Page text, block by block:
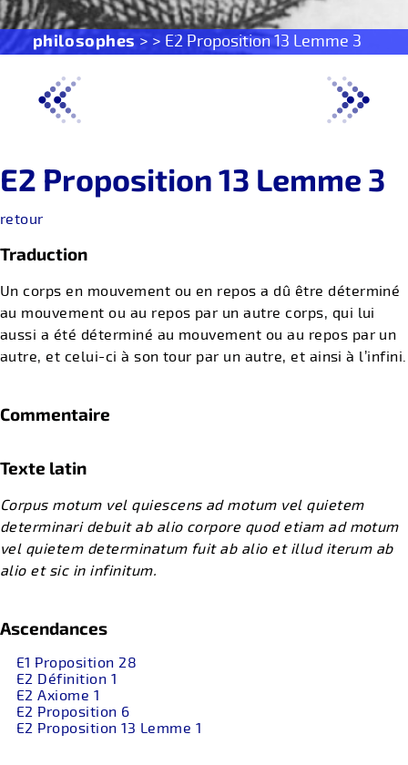
philosophes > > E2 Proposition 13 Lemme 3
E2 Proposition 13 Lemme 3
retour
Traduction
Un corps en mouvement ou en repos a dû être déterminé
au mouvement ou au repos par un autre corps, qui lui
aussi a été déterminé au mouvement ou au repos par un
autre, et celui-ci à son tour par un autre, et ainsi à l’infini.
Commentaire
Texte latin
Corpus motum vel quiescens ad motum vel quietem
determinari debuit ab alio corpore quod etiam ad motum
vel quietem determinatum fuit ab alio et illud iterum ab
alio et sic in infinitum.
Ascendances
E1 Proposition 28
E2 Définition 1
E2 Axiome 1
E2 Proposition 6
E2 Proposition 13 Lemme 1